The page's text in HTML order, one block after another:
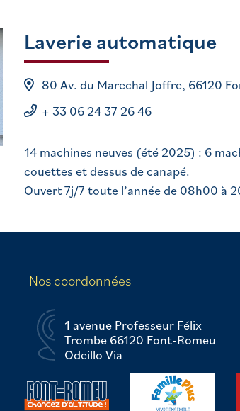
Laverie automatique
80 Av. du Marechal Joffre, 66120
+ 33 06 24 37 26 46
14 machines neuves (été 2025) : 6
couettes et dessus de canapé.
Ouvert 7j/7 toute l’année de 08h00 à
Nos coordonnées
1 avenue Professeur Félix
Trombe 66120 Font-Romeu
Odeillo Via